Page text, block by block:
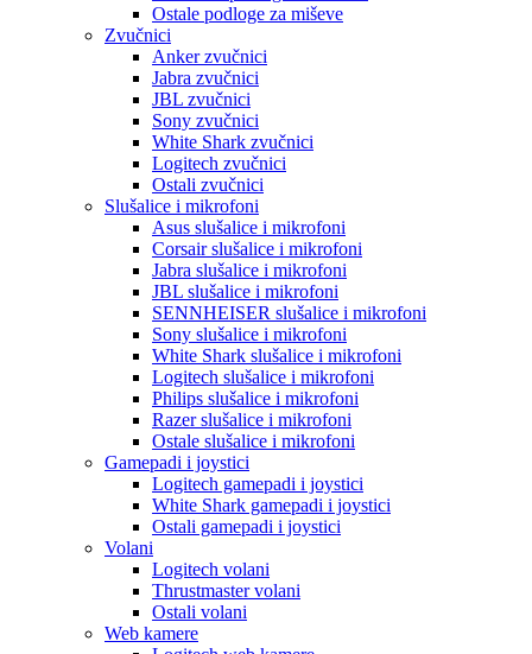
Ostale podloge za miševe
Zvučnici
Anker zvučnici
Jabra zvučnici
JBL zvučnici
Sony zvučnici
White Shark zvučnici
Logitech zvučnici
Ostali zvučnici
Slušalice i mikrofoni
Asus slušalice i mikrofoni
Corsair slušalice i mikrofoni
Jabra slušalice i mikrofoni
JBL slušalice i mikrofoni
SENNHEISER slušalice i mikrofoni
Sony slušalice i mikrofoni
White Shark slušalice i mikrofoni
Logitech slušalice i mikrofoni
Philips slušalice i mikrofoni
Razer slušalice i mikrofoni
Ostale slušalice i mikrofoni
Gamepadi i joystici
Logitech gamepadi i joystici
White Shark gamepadi i joystici
Ostali gamepadi i joystici
Volani
Logitech volani
Thrustmaster volani
Ostali volani
Web kamere